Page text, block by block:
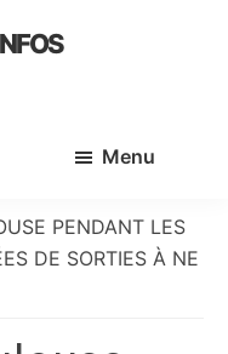
Menu
PENDANT LES
DE SORTIES À NE